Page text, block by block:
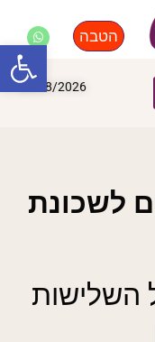
הטבה
06/08/2026
לשכונת
השלישות
פתח